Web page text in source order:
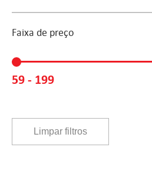
Faixa de preço
Faixa de preço
59 - 199
Limpar filtros